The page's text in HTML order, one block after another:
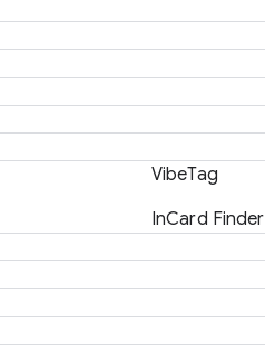
VibeTag
InCard Finder